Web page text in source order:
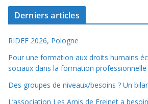
Derniers articles
RIDEF 2026, Pologne
Pour une formation aux droits humains
sociaux dans la formation
Des groupes de niveaux/besoins ? Un
L’association Les Amis de Freinet a